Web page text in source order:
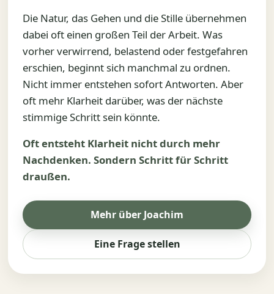
Die Natur, das Gehen und die Stille übernehmen
dabei oft einen großen Teil der Arbeit. Was
vorher verwirrend, belastend oder festgefahren
erschien, beginnt sich manchmal zu ordnen.
Nicht immer entstehen sofort Antworten. Aber
oft mehr Klarheit darüber, was der nächste
stimmige Schritt sein könnte.
Oft entsteht Klarheit nicht durch mehr
Nachdenken. Sondern Schritt für Schritt
draußen.
Mehr über Joachim
Eine Frage stellen